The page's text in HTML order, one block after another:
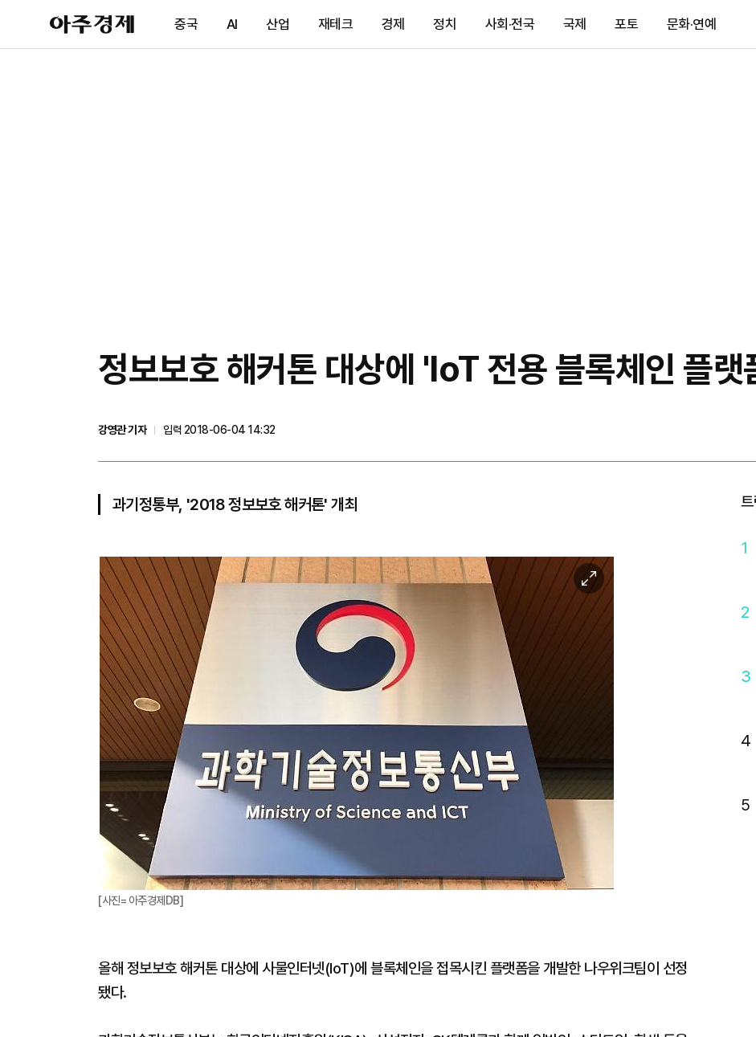
아
주
제
중국 AI 산업 재테크 경제 정치 사회·전국 국제 포토 문화·연예
정보보호 해커톤 대상에 'IoT 전용 블록체인 플랫
강영관 기자
입력 2018-06-04 14:32
과기정통부, '2018 정보보호 해커톤' 개최
이
미
[사진= 아주경제DB]
올해 정보보호 해커톤 대상에 사물인터넷(IoT)에 블록체인을 접목시킨 플랫폼을 개발한 나우위크팀이 선정
됐다.
1
2
3
4
5